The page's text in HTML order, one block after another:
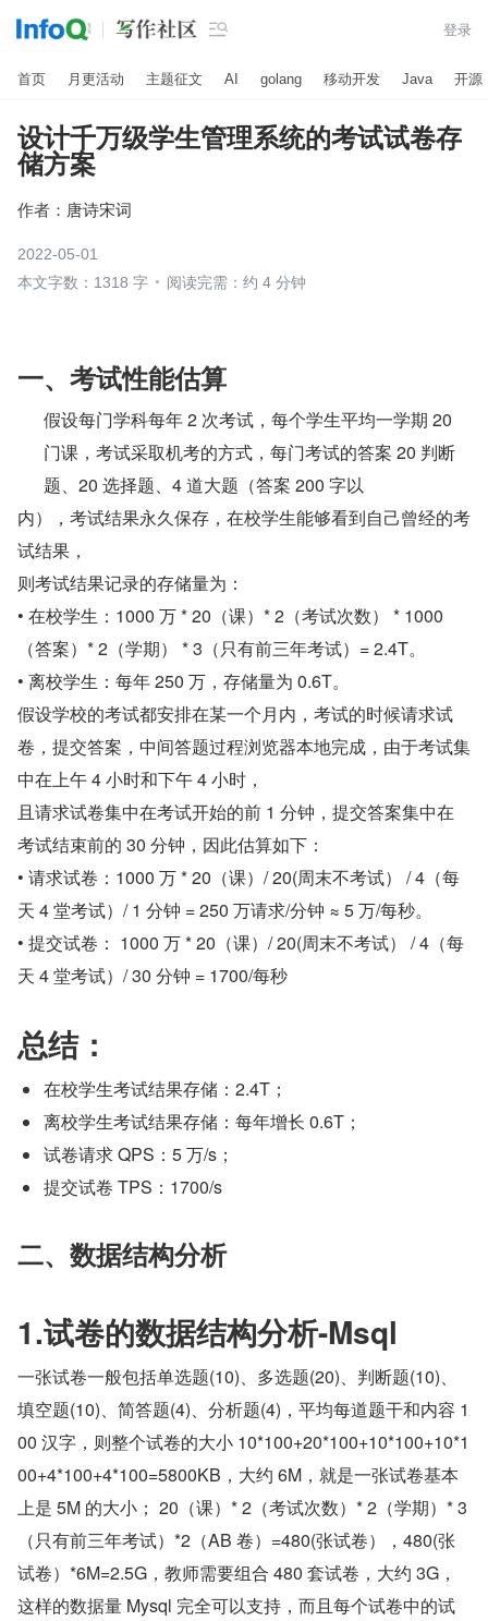
 登录
首页 月更活动 主题征文 AI golang 移动开发 Java 开源
设计千万级学生管理系统的考试试卷存
储方案
作者： 唐诗宋词
2022-05-01
本文字数：1318 字
阅读完需：约 4 分钟
一、考试性能估算
假设每门学科每年 2 次考试，每个学生平均一学期 20
门课，考试采取机考的方式，每门考试的答案 20 判断
题、20 选择题、4 道大题（答案 200 字以
内），考试结果永久保存，在校学生能够看到自己曾经的考
试结果，
则考试结果记录的存储量为：
• 在校学生：1000 万 * 20（课）* 2（考试次数） * 1000
（答案）* 2（学期） * 3（只有前三年考试）= 2.4T。
• 离校学生：每年 250 万，存储量为 0.6T。
假设学校的考试都安排在某一个月内，考试的时候请求试
卷，提交答案，中间答题过程浏览器本地完成，由于考试集
中在上午 4 小时和下午 4 小时，
且请求试卷集中在考试开始的前 1 分钟，提交答案集中在
考试结束前的 30 分钟，因此估算如下：
• 请求试卷：1000 万 * 20（课）/ 20(周末不考试） / 4（每
天 4 堂考试）/ 1 分钟 = 250 万请求/分钟 ≈ 5 万/每秒。
• 提交试卷： 1000 万 * 20（课）/ 20(周末不考试） / 4（每
天 4 堂考试）/ 30 分钟 = 1700/每秒
总结：
在校学生考试结果存储：2.4T；
离校学生考试结果存储：每年增长 0.6T；
试卷请求 QPS：5 万/s；
提交试卷 TPS：1700/s
二、数据结构分析
1.试卷的数据结构分析-Msql
一张试卷一般包括单选题(10)、多选题(20)、判断题(10)、
填空题(10)、简答题(4)、分析题(4)，平均每道题干和内容 1
00 汉字，则整个试卷的大小 10*100+20*100+10*100+10*1
00+4*100+4*100=5800KB，大约 6M，就是一张试卷基本
上是 5M 的大小； 20（课）* 2（考试次数）* 2（学期）* 3
（只有前三年考试）*2（AB 卷）=480(张试卷），480(张
试卷）*6M=2.5G，教师需要组合 480 套试卷，大约 3G，
这样的数据量 Mysql 完全可以支持，而且每个试卷中的试